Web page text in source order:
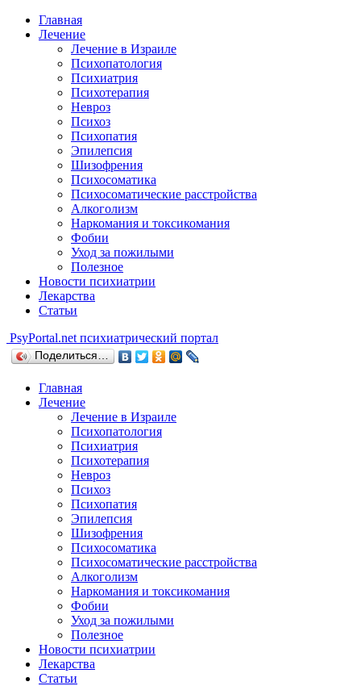
Главная
Лечение
Лечение в Израиле
Психопатология
Психиатрия
Психотерапия
Невроз
Психоз
Психопатия
Эпилепсия
Шизофрения
Психосоматика
Психосоматические расстройства
Алкоголизм
Наркомания и токсикомания
Фобии
Уход за пожилыми
Полезное
Новости психиатрии
Лекарства
Статьи
PsyPortal.net психиатрический портал
Поделиться…
Главная
Лечение
Лечение в Израиле
Психопатология
Психиатрия
Психотерапия
Невроз
Психоз
Психопатия
Эпилепсия
Шизофрения
Психосоматика
Психосоматические расстройства
Алкоголизм
Наркомания и токсикомания
Фобии
Уход за пожилыми
Полезное
Новости психиатрии
Лекарства
Статьи